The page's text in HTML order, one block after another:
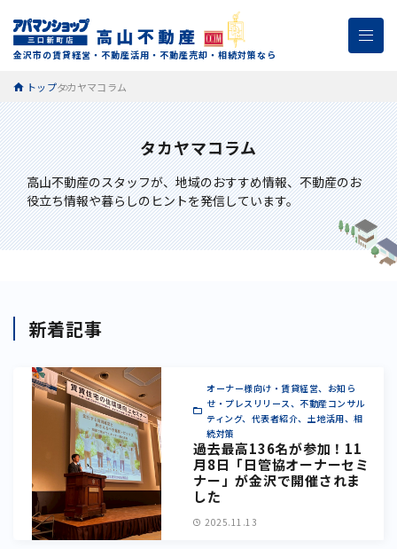
金沢市の賃貸経営・不動産活用・不動産売却・相続対策なら
トップタカヤマコラム
タカヤマコラム
高山不動産のスタッフが、地域のおすすめ情報、不動産のお
役立ち情報や暮らしのヒントを発信しています。
新着記事
オーナー様向け・賃貸経営、お知ら
せ・プレスリリース、不動産コンサル
ティング、代表者紹介、土地活用、相
続対策
過去最高136名が参加！11
月8日「日管協オーナーセミ
ナー」が金沢で開催されま
した
2025.11.13